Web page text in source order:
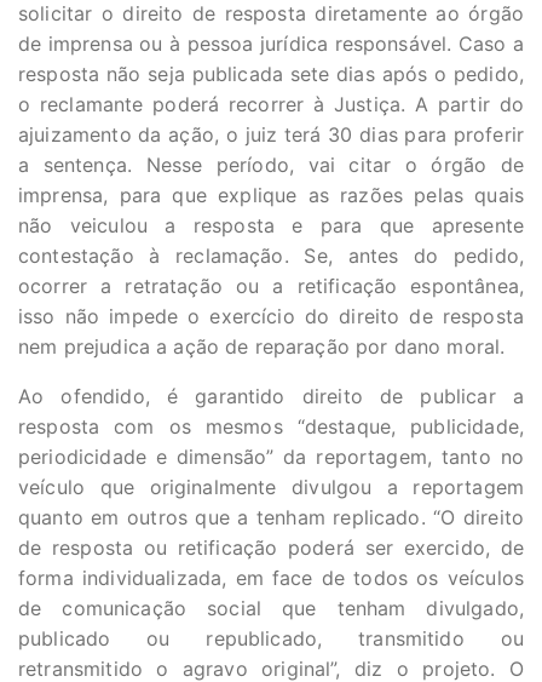
solicitar o direito de resposta diretamente ao órgão
de imprensa ou à pessoa jurídica responsável. Caso a
resposta não seja publicada sete dias após o pedido,
o reclamante poderá recorrer à Justiça. A partir do
ajuizamento da ação, o juiz terá 30 dias para proferir
a sentença. Nesse período, vai citar o órgão de
imprensa, para que explique as razões pelas quais
não veiculou a resposta e para que apresente
contestação à reclamação. Se, antes do pedido,
ocorrer a retratação ou a retificação espontânea,
isso não impede o exercício do direito de resposta
nem prejudica a ação de reparação por dano moral.
Ao ofendido, é garantido direito de publicar a
resposta com os mesmos “destaque, publicidade,
periodicidade e dimensão” da reportagem, tanto no
veículo que originalmente divulgou a reportagem
quanto em outros que a tenham replicado. “O direito
de resposta ou retificação poderá ser exercido, de
forma individualizada, em face de todos os veículos
de comunicação social que tenham divulgado,
publicado ou republicado, transmitido ou
retransmitido o agravo original”, diz o projeto. O